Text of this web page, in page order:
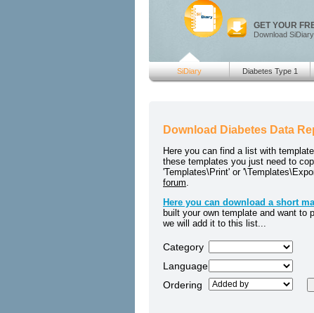
GET YOUR
Download
SiDiary Diabetes Type 1
Download Diabetes Data
Here you can find a list with
these templates you just need to
'Templates\Print' or
forum
Here you can download a short
built your own template and want to
we will add it to this list...
Category
Language
Ordering